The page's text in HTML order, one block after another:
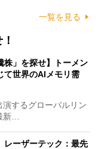
一覧を見る
株」を探せ】トーメン
て世界のAIメモリ需
するグローバルリン
新…
レーザーテック：最先